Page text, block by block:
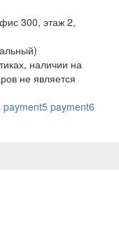
300, этаж 2,
наличии на
не является
payment5 payment6